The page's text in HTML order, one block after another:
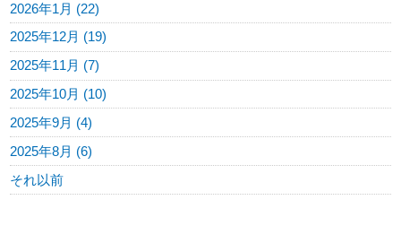
2026年1月 (22)
2025年12月 (19)
2025年11月 (7)
2025年10月 (10)
2025年9月 (4)
2025年8月 (6)
それ以前